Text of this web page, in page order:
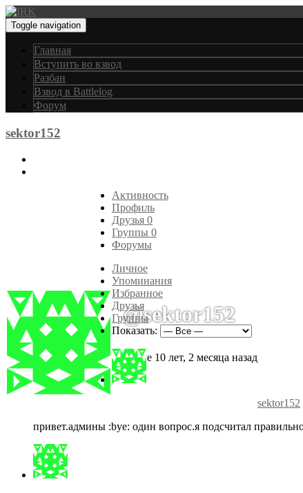
Toggle navigation
Главная
Вступить во взвод
Разбан
Взвод в Battlelog
Форум
sektor152
@sektor152
Active 10 лет, 2 месяца назад
Активность
Профиль
Друзья 0
Группы 0
Форумы
Личное
Упоминания
Избранное
Друзья
Группы
Показать:
sektor152
привет.админы :bye: один вопрос.я подсчитал